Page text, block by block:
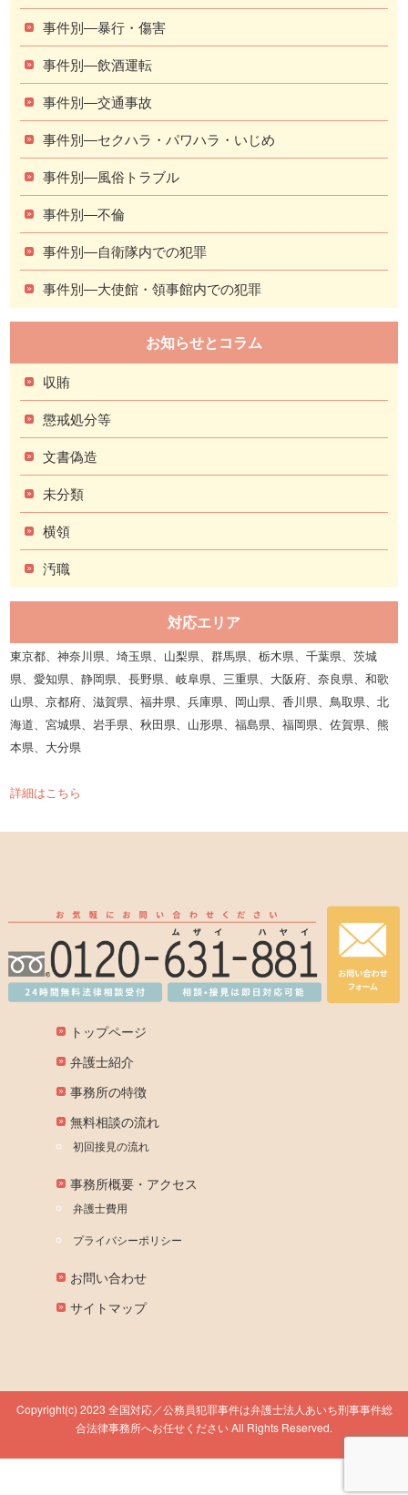
事件別―暴行・傷害
事件別―飲酒運転
事件別―交通事故
事件別―セクハラ・パワハラ・いじめ
事件別―風俗トラブル
事件別―不倫
事件別―自衛隊内での犯罪
事件別―大使館・領事館内での犯罪
お知らせとコラム
収賄
懲戒処分等
文書偽造
未分類
横領
汚職
対応エリア
東京都、神奈川県、埼玉県、山梨県、群馬県、栃木県、千葉県、茨城
県、愛知県、静岡県、長野県、岐阜県、三重県、大阪府、奈良県、和歌
山県、京都府、滋賀県、福井県、兵庫県、岡山県、香川県、鳥取県、北
海道、宮城県、岩手県、秋田県、山形県、福島県、福岡県、佐賀県、熊
本県、大分県
詳細はこちら
トップページ
弁護士紹介
事務所の特徴
無料相談の流れ
初回接見の流れ
事務所概要・アクセス
弁護士費用
プライバシーポリシー
お問い合わせ
サイトマップ
Copyright(c) 2023 全国対応／公務員犯罪事件は弁護士法人あいち刑事事件総
合法律事務所へお任せください All Rights Reserved.